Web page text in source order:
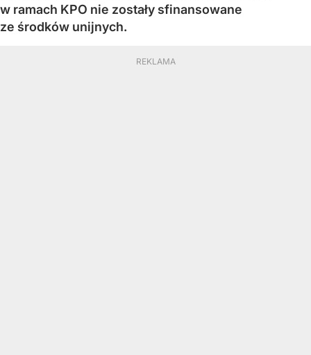
w ramach KPO nie zostały sfinansowane
ze środków unijnych.